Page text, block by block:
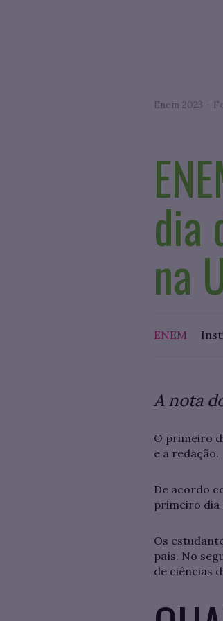
Enem 2023 -
dia
na
ENEM
A nota
O primeiro
e a redação.
De acordo
primeiro dia
Os
país. No
de ciências